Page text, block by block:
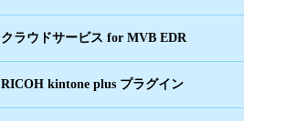
クラウドサービス for MVB EDR
RICOH kintone plus プラグイン